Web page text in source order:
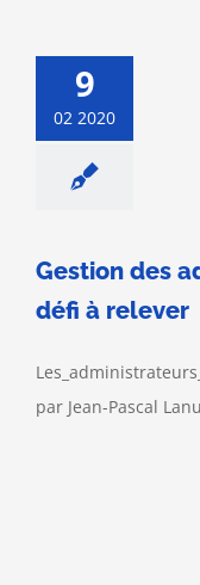
9
02 2020
Gestion des
défi à relever
par Jean-Pascal